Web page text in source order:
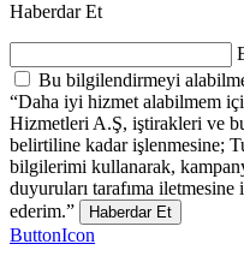
Haberdar Et
Bu bilgilendirmeyi
“Daha iyi hizmet alabilmem
Hizmetleri A.Ş, iştirakleri ve
belirtiline kadar işlenmesine;
bilgilerimi kullanarak,
duyuruları tarafıma
ederim.”
Haberdar Et
ButtonIcon